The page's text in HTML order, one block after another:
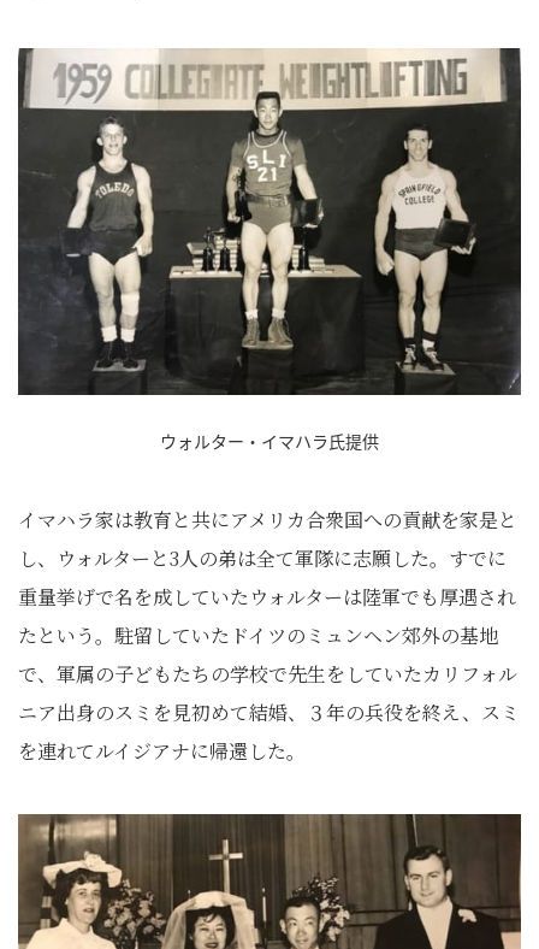
ウォルター・イマハラ氏提供
イマハラ家は教育と共にアメリカ合衆国への貢献を家是と
し、ウォルターと3人の弟は全て軍隊に志願した。すでに
重量挙げで名を成していたウォルターは陸軍でも厚遇され
たという。駐留していたドイツのミュンヘン郊外の基地
で、軍属の子どもたちの学校で先生をしていたカリフォル
ニア出身のスミを見初めて結婚、３年の兵役を終え、スミ
を連れてルイジアナに帰還した。